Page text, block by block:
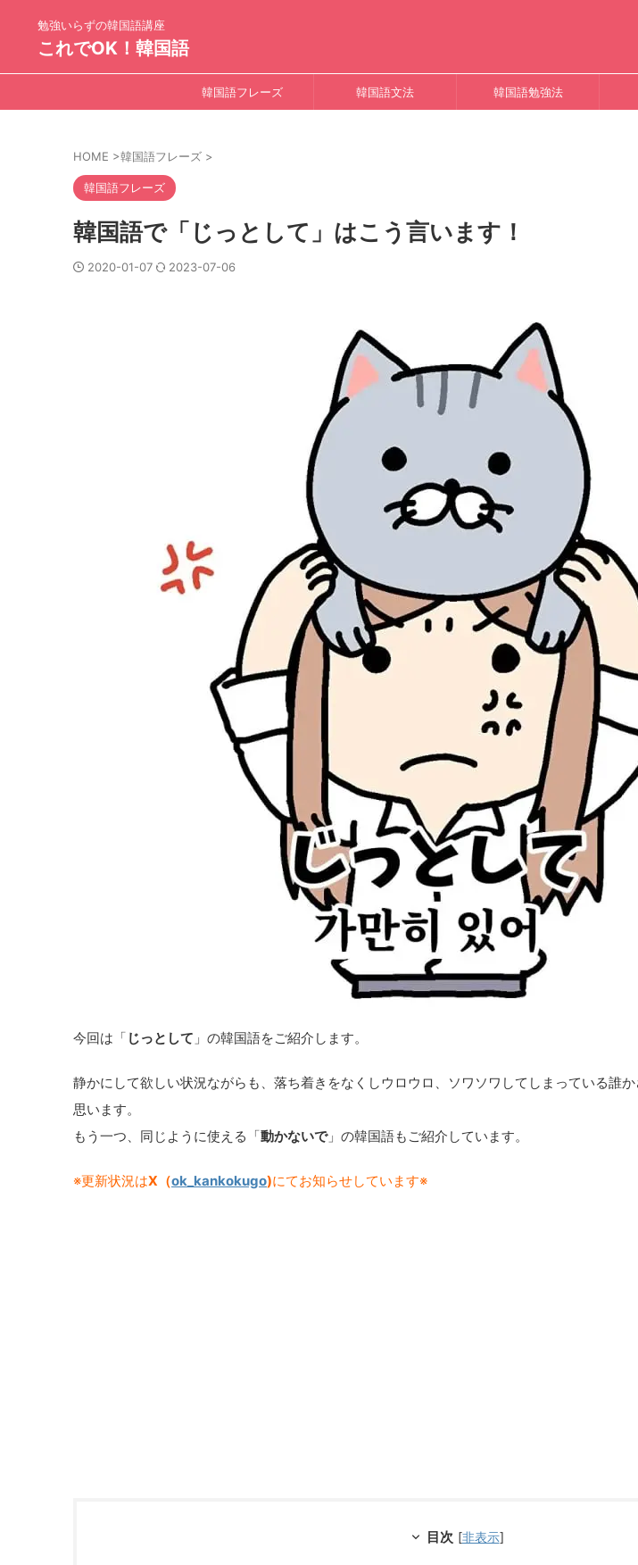
勉強いらずの韓国語講座
これでOK！韓国語
韓国語フレーズ 韓国語文法 韓国語勉強法
HOME >韓国語フレーズ >
韓国語フレーズ
韓国語で「じっとして」はこう言います！
2020-01-07 2023-07-06
今回は「 じっとして 」の韓国語をご紹介します。
静かにして欲しい状況ながらも、落ち着きをなくしウロウロ、ソワソワしてしまっている誰
思います。
もう一つ、同じように使える「動かないで」の韓国語もご紹介しています。
※更新状況はX（ok_kankokugo)にてお知らせしています※
目次 [非表示]